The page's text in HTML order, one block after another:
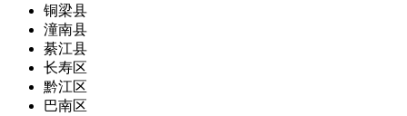
铜梁县
潼南县
綦江县
长寿区
黔江区
巴南区